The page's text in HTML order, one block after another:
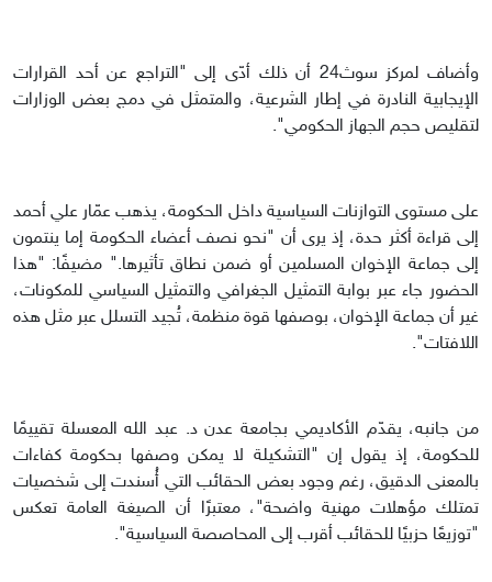
وأضاف لمركز سوث24 أن ذلك أدّى إلى "التراجع عن أحد القرارات
الإيجابية النادرة في إطار الشرعية، والمتمثل في دمج بعض الوزارات
لتقليص حجم الجهاز الحكومي".
على مستوى التوازنات السياسية داخل الحكومة، يذهب عمّار علي أحمد
إلى قراءة أكثر حدة، إذ يرى أن "نحو نصف أعضاء الحكومة إما ينتمون
إلى جماعة الإخوان المسلمين أو ضمن نطاق تأثيرها." مضيفًا: "هذا
الحضور جاء عبر بوابة التمثيل الجغرافي والتمثيل السياسي للمكونات،
غير أن جماعة الإخوان، بوصفها قوة منظمة، تُجيد التسلل عبر مثل هذه
اللافتات".
من جانبه، يقدّم الأكاديمي بجامعة عدن د. عبد الله المعسلة تقييمًا
للحكومة، إذ يقول إن "التشكيلة لا يمكن وصفها بحكومة كفاءات
بالمعنى الدقيق، رغم وجود بعض الحقائب التي أُسندت إلى شخصيات
تمتلك مؤهلات مهنية واضحة"، معتبرًا أن الصيغة العامة تعكس
"توزيعًا حزبيًا للحقائب أقرب إلى المحاصصة السياسية".